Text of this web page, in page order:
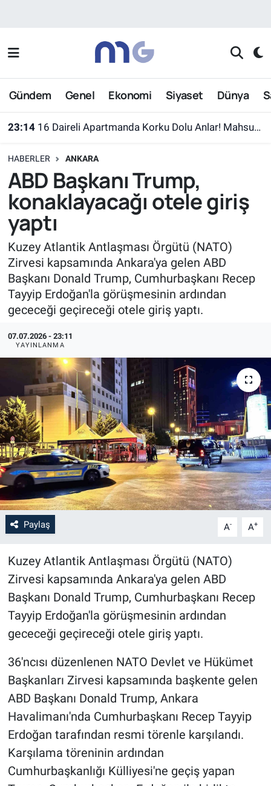
Gündem Genel Ekonomi Siyaset Dünya
23:14 16 Daireli Apartmanda Korku Dolu Anlar! Mahsur Kalanlar Kurtarıldı
HABERLER ANKARA
ABD Başkanı Trump,
konaklayacağı otele giriş
yaptı
Kuzey Atlantik Antlaşması Örgütü (NATO)
Zirvesi kapsamında Ankara'ya gelen ABD
Başkanı Donald Trump, Cumhurbaşkanı Recep
Tayyip Erdoğan'la görüşmesinin ardından
gececeği geçireceği otele giriş yaptı.
07.07.2026 - 23:11
YAYINLANMA
Paylaş A- A+
Kuzey Atlantik Antlaşması Örgütü (NATO)
Zirvesi kapsamında Ankara'ya gelen ABD
Başkanı Donald Trump, Cumhurbaşkanı Recep
Tayyip Erdoğan'la görüşmesinin ardından
gececeği geçireceği otele giriş yaptı.
36'ncısı düzenlenen NATO Devlet ve Hükümet
Başkanları Zirvesi kapsamında başkente gelen
ABD Başkanı Donald Trump, Ankara
Havalimanı'nda Cumhurbaşkanı Recep Tayyip
Erdoğan tarafından resmi törenle karşılandı.
Karşılama töreninin ardından
Cumhurbaşkanlığı Külliyesi'ne geçiş yapan
Nöbetçi Eczaneler
Hava Durumu
Süper Lig Puan Durumu ve Fikstür
Tüm Manşetler
Son Dakika Haberleri
Haber Arşivi